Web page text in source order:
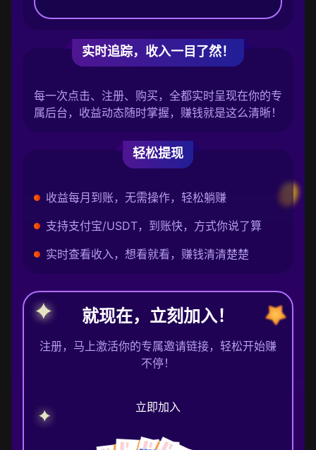
实时追踪，收入一目了然！
每一次点击、注册、购买，全都实时呈现在你的专
属后台，收益动态随时掌握，赚钱就是这么清晰！
轻松提现
收益每月到账，无需操作，轻松躺赚
支持支付宝/USDT，到账快，方式你说了算
实时查看收入，想看就看，赚钱清清楚楚
就现在，立刻加入！
注册，马上激活你的专属邀请链接，轻松开始赚
不停！
立即加入